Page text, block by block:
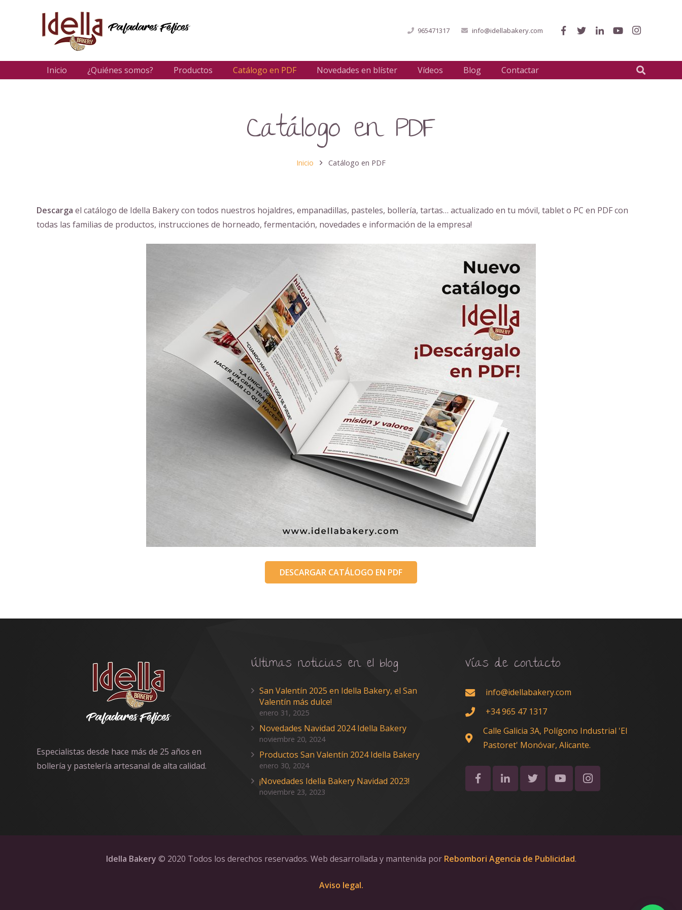
965471317 info@idellabakery.com
Inicio ¿Quiénes somos? Productos Catálogo en PDF Novedades en blíster Vídeos Blog Contactar
Catálogo en PDF
Inicio Catálogo en PDF
Descarga el catálogo de Idella Bakery con todos nuestros hojaldres, empanadillas, pasteles, bollería, tartas… actualizado en tu móvil, tablet o PC en PDF con
todas las familias de productos, instrucciones de horneado, fermentación, novedades e información de la empresa!
DESCARGAR CATÁLOGO EN PDF
Especialistas desde hace más de 25 años en
bollería y pastelería artesanal de alta calidad.
Últimas noticias en el blog
San Valentín 2025 en Idella Bakery, el San
Valentín más dulce!
enero 31, 2025
Novedades Navidad 2024 Idella Bakery
noviembre 20, 2024
Productos San Valentín 2024 Idella Bakery
enero 30, 2024
¡Novedades Idella Bakery Navidad 2023!
noviembre 23, 2023
Vías de contacto
info@idellabakery.com
+34 965 47 1317
Calle Galicia 3A, Polígono Industrial 'El
Pastoret' Monóvar, Alicante.
Idella Bakery © 2020 Todos los derechos reservados. Web desarrollada y mantenida por Rebombori Agencia de Publicidad.
Aviso legal.